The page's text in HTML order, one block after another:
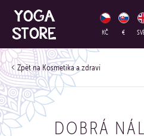
KČ €
Kosmetika a zdraví
DOBRÁ